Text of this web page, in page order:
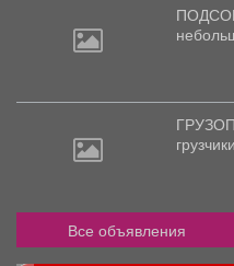
Все объявления